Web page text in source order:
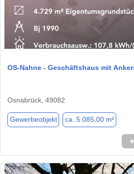
OS-Nahne - Geschäftshaus mit
Osnabrück, 49082
Gewerbeobjekt ca. 5.085,00 m²
★